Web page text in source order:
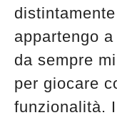
appartengo
da sempre
per giocare
funzionalità.